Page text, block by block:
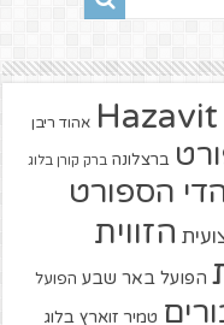
Hazavit אהוד ריבן
ברצלונה ברק קורן בלוג
הספורט
הזווית
הפועל באר שבע הפועל
טמיר זוארץ בלוג